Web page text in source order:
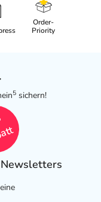
Order-
Priority
5 sichern!